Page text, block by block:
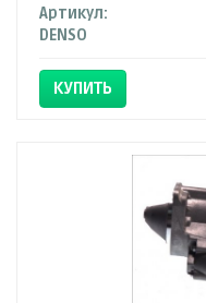
Артикул:
DENSO
КУПИТЬ